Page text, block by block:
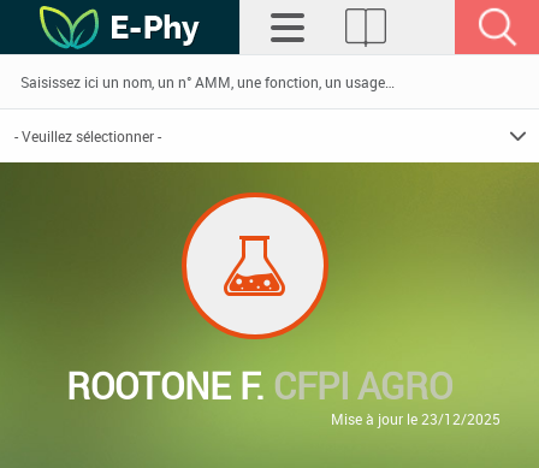
ROOTONE F. CFPI AGRO
Mise à jour le 23/12/2025